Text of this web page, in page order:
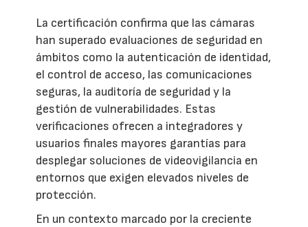
La certificación confirma que las cámaras
han superado evaluaciones de seguridad en
ámbitos como la autenticación de identidad,
el control de acceso, las comunicaciones
seguras, la auditoría de seguridad y la
gestión de vulnerabilidades. Estas
verificaciones ofrecen a integradores y
usuarios finales mayores garantías para
desplegar soluciones de videovigilancia en
entornos que exigen elevados niveles de
protección.
En un contexto marcado por la creciente